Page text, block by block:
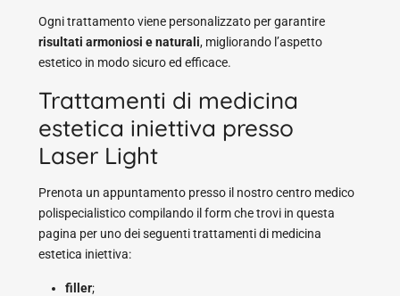
Ogni trattamento viene personalizzato per garantire
risultati armoniosi e naturali, migliorando l’aspetto
estetico in modo sicuro ed efficace.
Trattamenti di medicina
estetica iniettiva presso
Laser Light
Prenota un appuntamento presso il nostro centro medico
polispecialistico compilando il form che trovi in questa
pagina per uno dei seguenti trattamenti di medicina
estetica iniettiva:
filler;